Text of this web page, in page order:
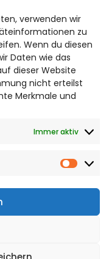
verwenden wir
zu
Wenn du diesen
Daten wie das
dieser Website
nicht erteilst
Merkmale und
Immer aktiv